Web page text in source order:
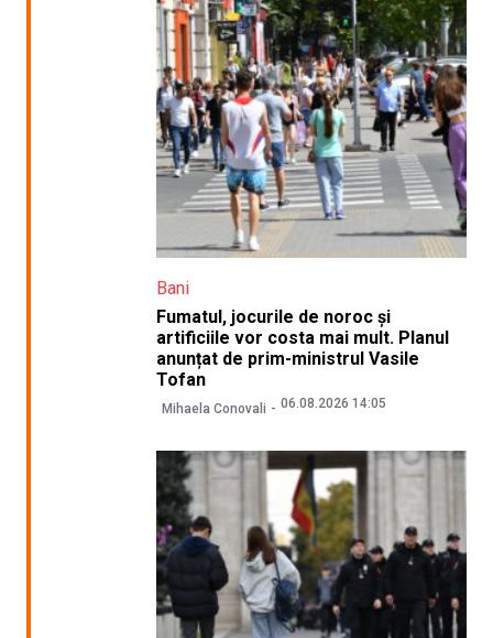
Bani
Fumatul, jocurile de noroc și
artificiile vor costa mai mult. Planul
anunțat de prim-ministrul Vasile
Tofan
Mihaela Conovali 06.08.2026 14:05